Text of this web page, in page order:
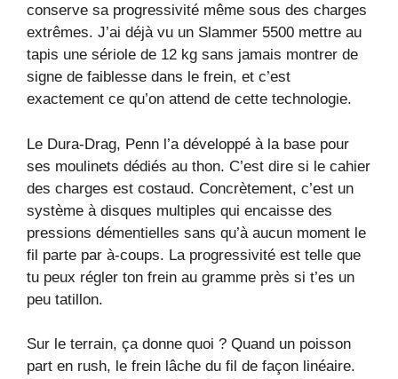
conserve sa progressivité même sous des charges
extrêmes. J’ai déjà vu un Slammer 5500 mettre au
tapis une sériole de 12 kg sans jamais montrer de
signe de faiblesse dans le frein, et c’est
exactement ce qu’on attend de cette technologie.
Le Dura-Drag, Penn l’a développé à la base pour
ses moulinets dédiés au thon. C’est dire si le cahier
des charges est costaud. Concrètement, c’est un
système à disques multiples qui encaisse des
pressions démentielles sans qu’à aucun moment le
fil parte par à-coups. La progressivité est telle que
tu peux régler ton frein au gramme près si t’es un
peu tatillon.
Sur le terrain, ça donne quoi ? Quand un poisson
part en rush, le frein lâche du fil de façon linéaire.